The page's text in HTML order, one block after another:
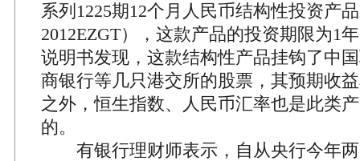
系列1225期12个月人民币结构性投资产
2012EZGT），这款产品的投资期限为1
说明书发现，这款结构性产品挂钩了中
商银行等几只港交所的股票，其预期收
之外，恒生指数、人民币汇率也是此类
的。
有银行理财师表示，自从央行今年两